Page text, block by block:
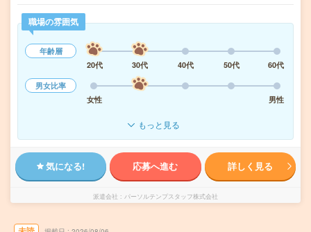
職場の雰囲気
年齢層
20代
30代 40代 50代
60代
男女比率
女性
男性
もっと見る
気になる! 応募へ進む 詳しく見る
派遣会社 パーソルテンプスタッフ株式会社